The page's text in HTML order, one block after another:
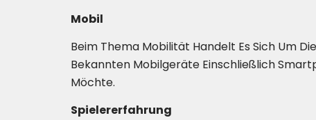
Mobil
Beim Thema Mobilität Handelt Es Sich Um
Bekannten Mobilgeräte Einschließlich
Möchte.
Spielererfahrung